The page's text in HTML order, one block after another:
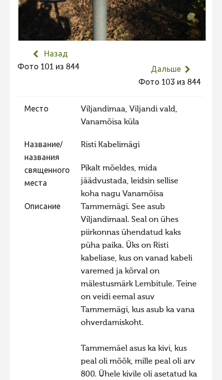
Не учитываются 2023
Видео 2023
Не учитываются 2022
Видео 2020
Фотоконкурс 2019
Фотоконкурс 2018
Фотоконкурс 2016
Фотоконкурс 2015
Фотоконкурс 2013
Фотоконкурс 2012
Фотоконкурс 2011
Фотоконкурс 2010
Назад
Фото 101 из 844
Дальше
Фото 103 из 844
Место
Viljandimaa, Viljandi vald,
Vanamõisa küla
Название/
названия
священного
места
Risti Kabelimägi
Описание
Pikalt mõeldes, mida
jäädvustada, leidsin sellise
koha nagu Vanamõisa
Tammemägi. See asub
Viljandimaal. Seal on ühes
piirkonnas ühendatud kaks
püha paika. Üks on Risti
kabeliase, kus on vanad kabeli
varemed ja kõrval on
mälestusmärk Lembitule. Teine
on veidi eemal asuv
Tammemägi, kus asub ka vana
ohverdamiskoht.
Tammemäel asus ka kivi, kus
peal oli mõõk, mille peal oli arv
800. Ühele kivile oli asetatud ka